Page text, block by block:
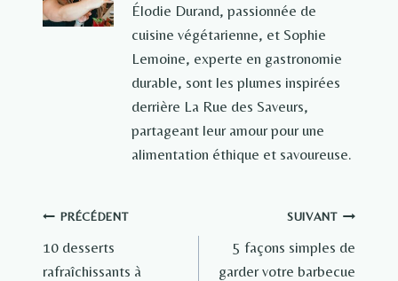
Élodie Durand, passionnée de
cuisine végétarienne, et Sophie
Lemoine, experte en gastronomie
durable, sont les plumes inspirées
derrière La Rue des Saveurs,
partageant leur amour pour une
alimentation éthique et savoureuse.
Navigation
de
PRÉCÉDENT
10 desserts
rafraîchissants à
SUIVANT
5 façons simples de
garder votre barbecue